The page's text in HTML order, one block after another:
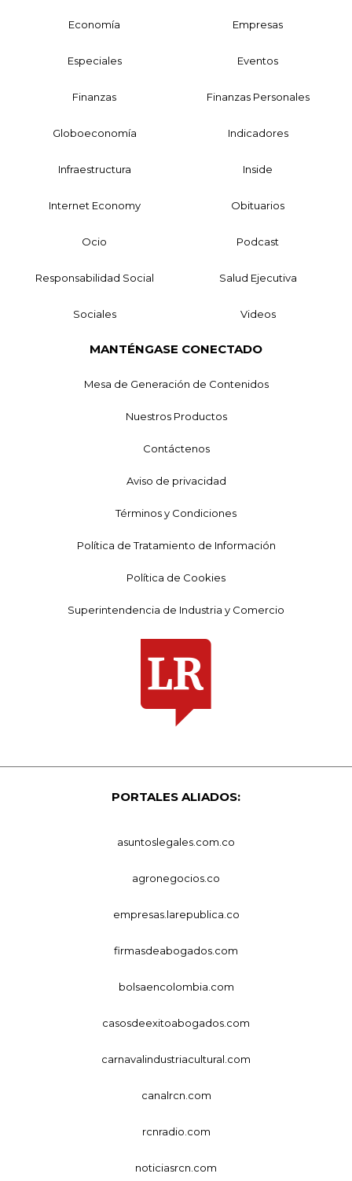
Economía Empresas
Especiales Eventos
Finanzas Finanzas Personales
Globoeconomía Indicadores
Infraestructura Inside
Internet Economy Obituarios
Ocio Podcast
Responsabilidad Social Salud Ejecutiva
Sociales Videos
MANTÉNGASE CONECTADO
Mesa de Generación de Contenidos
Nuestros Productos
Contáctenos
Aviso de privacidad
Términos y Condiciones
Política de Tratamiento de Información
Política de Cookies
Superintendencia de Industria y Comercio
PORTALES ALIADOS:
asuntoslegales.com.co
agronegocios.co
empresas.larepublica.co
firmasdeabogados.com
bolsaencolombia.com
casosdeexitoabogados.com
carnavalindustriacultural.com
canalrcn.com
rcnradio.com
noticiasrcn.com